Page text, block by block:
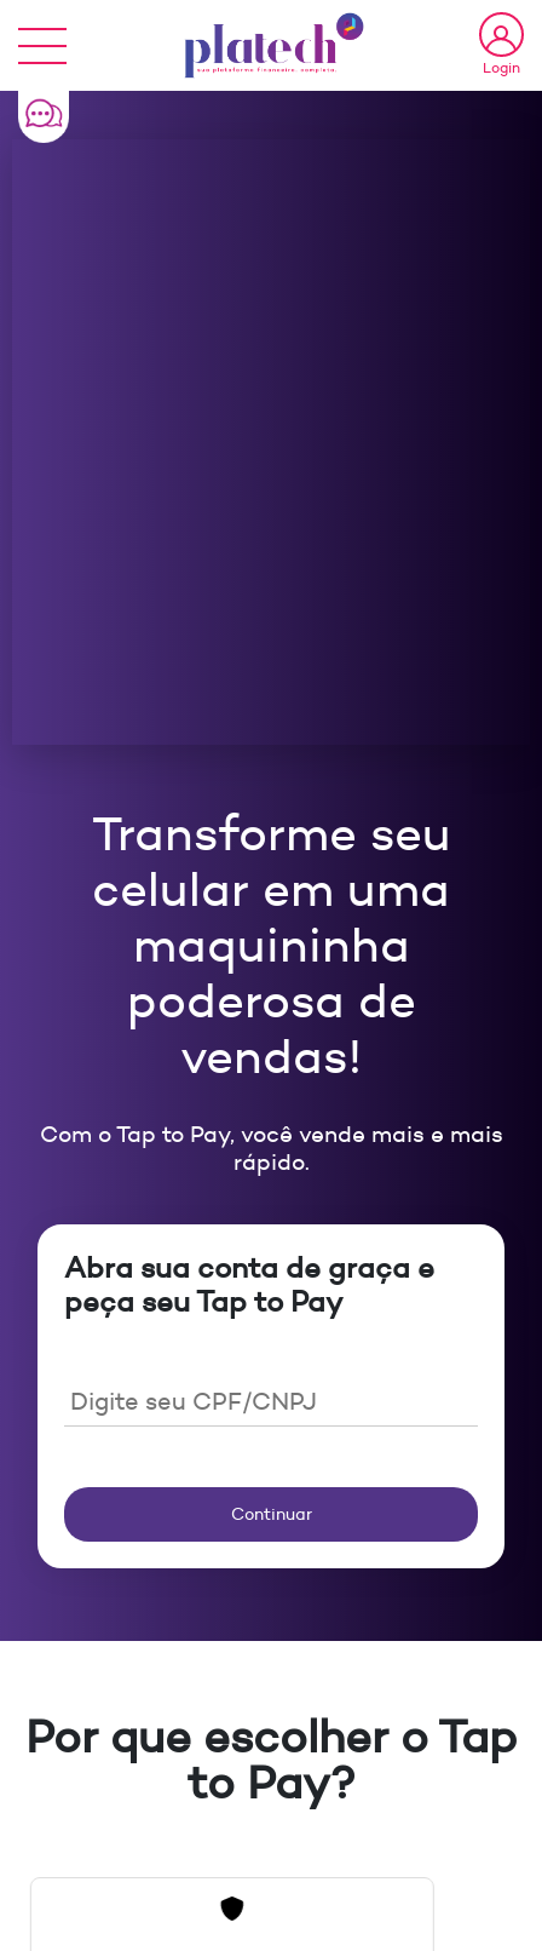
Conta Login
Transforme seu
celular em uma
maquininha
poderosa de
vendas!
Com o Tap to Pay, você vende mais e mais
rápido.
Abra sua conta de graça e
peça seu Tap to Pay
Continuar
Por que escolher o Tap
to Pay?